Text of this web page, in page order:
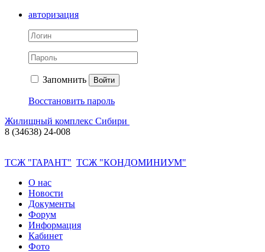
авторизация
Запомнить Войти
Восстановить пароль
Жилищный комплекс Сибири
8 (34638) 24-008
ТСЖ "ГАРАНТ" ТСЖ "КОНДОМИНИУМ"
О нас
Новости
Документы
Форум
Информация
Кабинет
Фото